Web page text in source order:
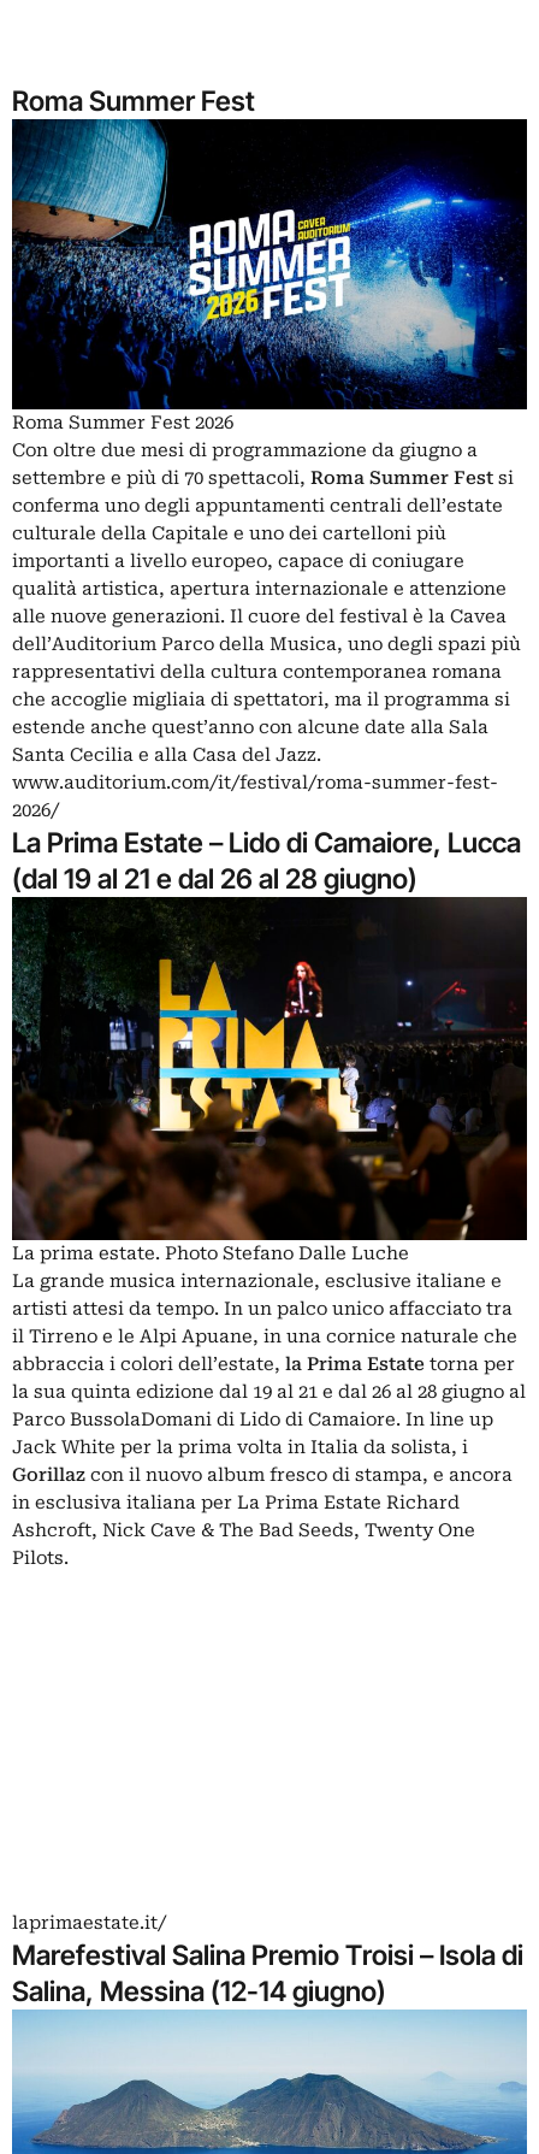
Roma Summer Fest
Roma Summer Fest 2026
Con oltre due mesi di programmazione da giugno a
settembre e più di 70 spettacoli, Roma Summer Fest si
conferma uno degli appuntamenti centrali dell’estate
culturale della Capitale e uno dei cartelloni più
importanti a livello europeo, capace di coniugare
qualità artistica, apertura internazionale e attenzione
alle nuove generazioni. Il cuore del festival è la Cavea
dell’Auditorium Parco della Musica, uno degli spazi più
rappresentativi della cultura contemporanea romana
che accoglie migliaia di spettatori, ma il programma si
estende anche quest’anno con alcune date alla Sala
Santa Cecilia e alla Casa del Jazz.
www.auditorium.com/it/festival/roma-summer-fest-
2026/
La Prima Estate – Lido di Camaiore, Lucca
(dal 19 al 21 e dal 26 al 28 giugno)
La prima estate. Photo Stefano Dalle Luche
La grande musica internazionale, esclusive italiane e
artisti attesi da tempo. In un palco unico affacciato tra
il Tirreno e le Alpi Apuane, in una cornice naturale che
abbraccia i colori dell’estate, la Prima Estate torna per
la sua quinta edizione dal 19 al 21 e dal 26 al 28 giugno al
Parco BussolaDomani di Lido di Camaiore. In line up
Jack White per la prima volta in Italia da solista, i
Gorillaz con il nuovo album fresco di stampa, e ancora
in esclusiva italiana per La Prima Estate Richard
Ashcroft, Nick Cave & The Bad Seeds, Twenty One
Pilots.
laprimaestate.it/
Marefestival Salina Premio Troisi – Isola di
Salina, Messina (12-14 giugno)